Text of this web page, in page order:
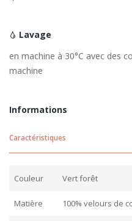
Lavage
en machine à 30°C avec des
machine
Informations
Caractéristiques
Couleur Vert forêt
Matière 100% velours de